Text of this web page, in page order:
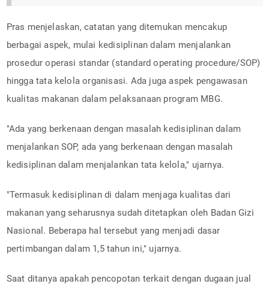
Pras menjelaskan, catatan yang ditemukan mencakup
berbagai aspek, mulai kedisiplinan dalam menjalankan
prosedur operasi standar (standard operating procedure/SOP)
hingga tata kelola organisasi. Ada juga aspek pengawasan
kualitas makanan dalam pelaksanaan program MBG.
"Ada yang berkenaan dengan masalah kedisiplinan dalam
menjalankan SOP, ada yang berkenaan dengan masalah
kedisiplinan dalam menjalankan tata kelola," ujarnya.
"Termasuk kedisiplinan di dalam menjaga kualitas dari
makanan yang seharusnya sudah ditetapkan oleh Badan Gizi
Nasional. Beberapa hal tersebut yang menjadi dasar
pertimbangan dalam 1,5 tahun ini," ujarnya.
Saat ditanya apakah pencopotan terkait dengan dugaan jual